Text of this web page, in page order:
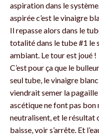
aspiration dans le
aspirée c’est le vinaigre
Il repasse alors dans le
totalité dans le tube #1 le
ambiant. Le tour est joué !
C’est pour ça que le
seul tube, le vinaigre
viendrait semer la
ascétique ne font pas bon
neutralisent, et le résultat
baisse, voir s’arrête. Et